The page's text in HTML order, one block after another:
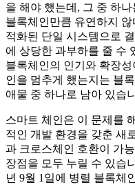
을 해야 했는데, 그 중 하
블록체인만큼 유연하지
적화된 단일 시스템으로
에 상당한 과부하를 줄 수
블록체인의 인기와 확장
인을 멈추게 했는지는 블
애물 중 하나로 남아 있습
스마트 체인은 이 문제를
적인 개발 환경을 갖춘 새
과 크로스체인 호환이 가
장점을 모두 누릴 수 있습
년 9월 1일에 병렬 블록체